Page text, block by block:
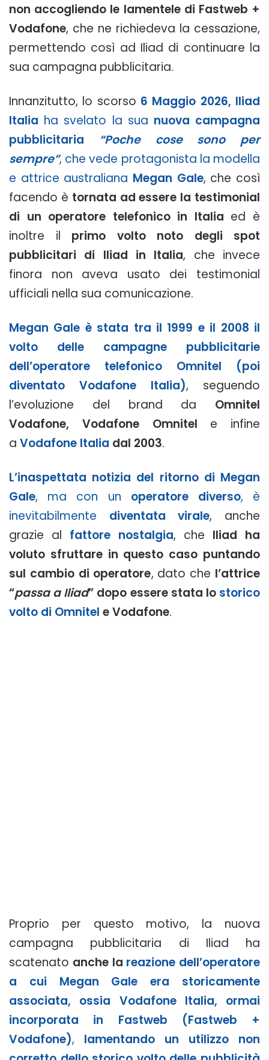
non accogliendo le lamentele di Fastweb +
Vodafone, che ne richiedeva la cessazione,
permettendo così ad Iliad di continuare la
sua campagna pubblicitaria.
Innanzitutto, lo scorso 6 Maggio 2026, Iliad
Italia ha svelato la sua nuova campagna
pubblicitaria
“Poche cose sono per
sempre”, che vede protagonista la modella
e attrice australiana Megan Gale, che così
facendo è tornata ad essere la testimonial
di un operatore telefonico in Italia ed è
inoltre il primo volto noto degli spot
pubblicitari di Iliad in Italia, che invece
finora non aveva usato dei testimonial
ufficiali nella sua comunicazione.
Megan Gale è stata tra il 1999 e il 2008 il
volto delle campagne pubblicitarie
dell’operatore telefonico Omnitel (poi
diventato Vodafone Italia), seguendo
l’evoluzione del brand da Omnitel
Vodafone, Vodafone Omnitel e infine
a Vodafone Italia dal 2003.
L’inaspettata notizia del ritorno di Megan
Gale, ma con un operatore diverso, è
inevitabilmente diventata virale, anche
grazie al fattore nostalgia, che Iliad ha
voluto sfruttare in questo caso puntando
sul cambio di operatore, dato che l’attrice
“passa a Iliad” dopo essere stata lo storico
volto di Omnitel e Vodafone.
Proprio per questo motivo, la nuova
campagna pubblicitaria di Iliad ha
scatenato anche la reazione dell’operatore
a cui Megan Gale era storicamente
associata, ossia Vodafone Italia, ormai
incorporata in Fastweb (Fastweb +
Vodafone), lamentando un utilizzo non